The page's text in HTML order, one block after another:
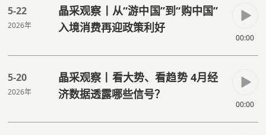
5-22
2026年
晶采观察丨从“游中国”到“购中国”
入境消费再迎政策利好
00:00
5-20
2026年
晶采观察丨看大势、看趋势 4月经
济数据透露哪些信号？
00:00